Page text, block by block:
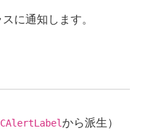
に通知します。
CAlertLabelから派生）